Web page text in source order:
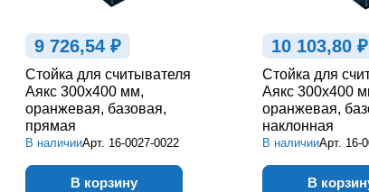
9 726,54 ₽
Стойка для считывателя
Аякс 300х400 мм,
оранжевая, базовая,
прямая
В наличииАрт. 16-0027-0022
В корзину
10 103,80 ₽
Стойка для
Аякс 300х400
оранжевая,
наклонная
В наличииАрт. 16-
В